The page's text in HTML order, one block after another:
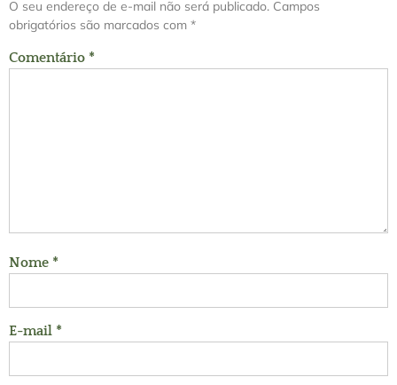
O seu endereço de e-mail não será publicado. Campos
obrigatórios são marcados com *
Comentário *
Nome *
E-mail *